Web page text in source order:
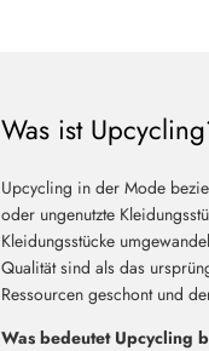
Was ist
Upcycling in der Mode
oder ungenutzte
Kleidungsstücke
Qualität sind als das
Ressourcen geschont und
Was bedeutet Upcycling